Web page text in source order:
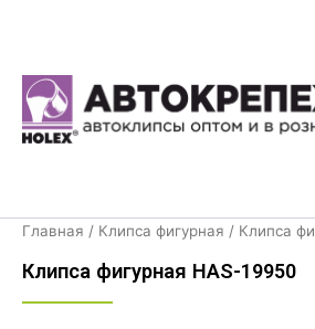
Главная / Клипса фигурная / Клипса
Клипса фигурная HAS-19950